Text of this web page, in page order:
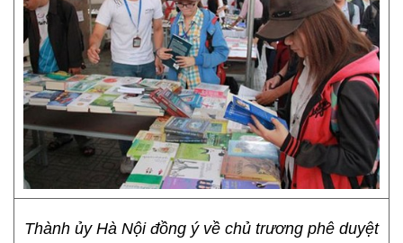
Thành ủy Hà Nội đồng ý về chủ trương phê duyệt